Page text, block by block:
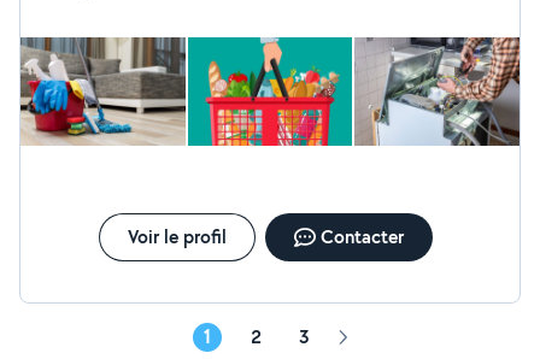
Voir le profil Contacter
1 2 3 Page